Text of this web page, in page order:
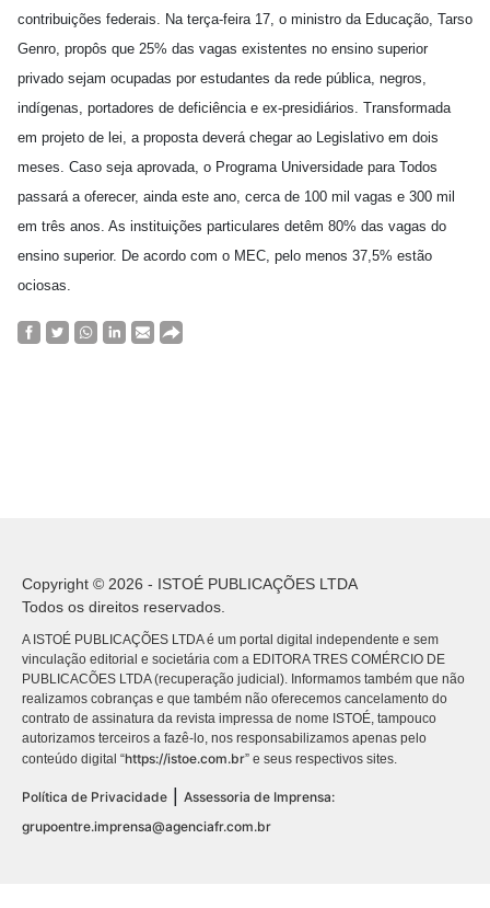
contribuições federais. Na terça-feira 17, o ministro da Educação, Tarso
Genro, propôs que 25% das vagas existentes no ensino superior
privado sejam ocupadas por estudantes da rede pública, negros,
indígenas, portadores de deficiência e ex-presidiários. Transformada
em projeto de lei, a proposta deverá chegar ao Legislativo em dois
meses. Caso seja aprovada, o Programa Universidade para Todos
passará a oferecer, ainda este ano, cerca de 100 mil vagas e 300 mil
em três anos. As instituições particulares detêm 80% das vagas do
ensino superior. De acordo com o MEC, pelo menos 37,5% estão
ociosas.
Copyright © 2026 - ISTOÉ PUBLICAÇÕES LTDA
Todos os direitos reservados.
A ISTOÉ PUBLICAÇÕES LTDA é um portal digital independente e sem
vinculação editorial e societária com a EDITORA TRES COMÉRCIO DE
PUBLICACÕES LTDA (recuperação judicial). Informamos também que não
realizamos cobranças e que também não oferecemos cancelamento do
contrato de assinatura da revista impressa de nome ISTOÉ, tampouco
autorizamos terceiros a fazê-lo, nos responsabilizamos apenas pelo
conteúdo digital “https://istoe.com.br” e seus respectivos sites.
Política de Privacidade
Assessoria de Imprensa:
grupoentre.imprensa@agenciafr.com.br